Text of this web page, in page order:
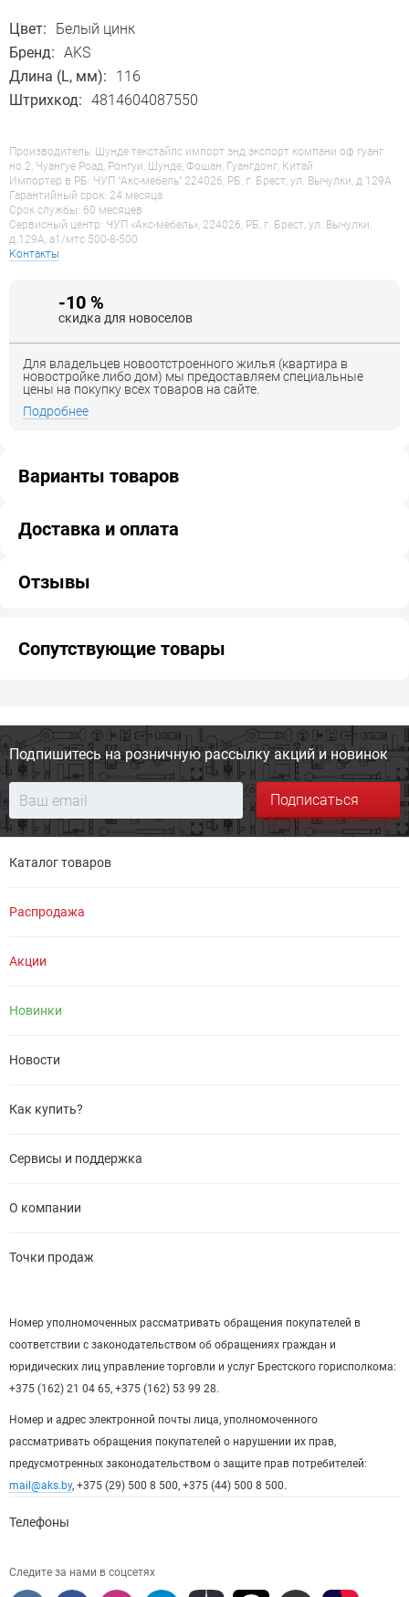
Цвет:
Белый цинк
Бренд: AKS
Длина (L, мм):
116
Штрихкод: 4814604087550
Производитель: Шунде текстайлс импорт энд экспорт компани оф гуанг
но.2, Чуангуе Роад, Ронгуи, Шунде, Фошан, Гуангдонг, Китай
Импортер в РБ: ЧУП "Акс-мебель" 224026, РБ, г. Брест, ул. Вычулки, д.129А
Гарантийный срок: 24 месяца
Срок службы: 60 месяцев
Сервисный центр: ЧУП «Акс-мебель», 224026, РБ, г. Брест, ул. Вычулки,
д.129А, a1/мтс 500-8-500
Контакты
-10 %
скидка для новоселов
Для владельцев новоотстроенного жилья (квартира в
новостройке либо дом) мы предоставляем специальные
цены на покупку всех товаров на сайте.
Подробнее
Варианты товаров
Доставка и оплата
Отзывы
Сопутствующие товары
Подпишитесь на розничную рассылку акций и новинок
Подписаться
Каталог товаров
Распродажа
Акции
Новинки
Новости
Как купить?
Сервисы и поддержка
О компании
Точки продаж
Номер уполномоченных рассматривать обращения покупателей в
соответствии с законодательством об обращениях граждан и
юридических лиц управление торговли и услуг Брестского горисполкома:
+375 (162) 21 04 65, +375 (162) 53 99 28.
Номер и адрес электронной почты лица, уполномоченного
рассматривать обращения покупателей о нарушении их прав,
предусмотренных законодательством о защите прав потребителей:
mail@aks.by, +375 (29) 500 8 500, +375 (44) 500 8 500.
Телефоны
Следите за нами в соцсетях